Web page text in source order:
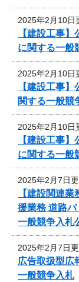
2025年2月10日
【建設工事
に関する一般
2025年2月10日
【建設工事
関する一般競
2025年2月10日
【建設工事
に関する一般
2025年2月7日
【建設関連
援業務 道路
一般競争入札
2025年2月7日
広告取扱型広
一般競争入札